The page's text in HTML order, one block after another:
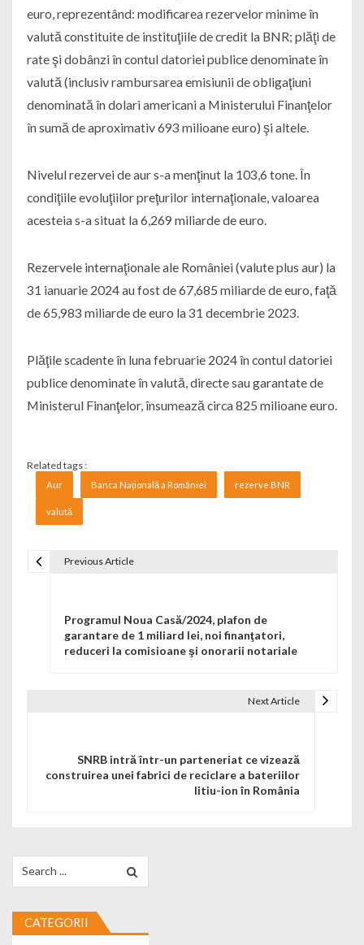
euro, reprezentând: modificarea rezervelor minime în
valută constituite de instituţiile de credit la BNR; plăţi de
rate şi dobânzi în contul datoriei publice denominate în
valută (inclusiv rambursarea emisiunii de obligaţiuni
denominată în dolari americani a Ministerului Finanţelor
în sumă de aproximativ 693 milioane euro) şi altele.
Nivelul rezervei de aur s-a menţinut la 103,6 tone. În
condiţiile evoluţiilor preţurilor internaţionale, valoarea
acesteia s-a situat la 6,269 miliarde de euro.
Rezervele internaţionale ale României (valute plus aur) la
31 ianuarie 2024 au fost de 67,685 miliarde de euro, faţă
de 65,983 miliarde de euro la 31 decembrie 2023.
Plăţile scadente în luna februarie 2024 în contul datoriei
publice denominate în valută, directe sau garantate de
Ministerul Finanţelor, însumează circa 825 milioane euro.
Related tags :
Aur Banca Națională a României rezerve BNR
valută
Previous Article
Programul Noua Casă/2024, plafon de
garantare de 1 miliard lei, noi finanţatori,
reduceri la comisioane şi onorarii notariale
Next Article
SNRB intră într-un parteneriat ce vizează
construirea unei fabrici de reciclare a bateriilor
litiu-ion în România
CATEGORII